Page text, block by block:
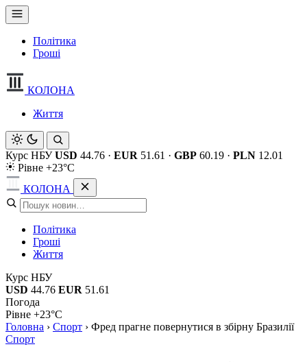
Політика
Гроші
КОЛОНА
Життя
Курс НБУ USD 44.76 · EUR 51.61 · GBP 60.19 · PLN 12.01
Рівне +23°C
КОЛОНА
Політика
Гроші
Життя
Курс НБУ
USD 44.76 EUR 51.61
Погода
Рівне +23°C
Головна › Спорт › Фред прагне повернутися в збірну Бразилії
Спорт